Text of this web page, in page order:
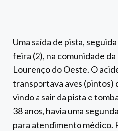
Uma saída de pista,
feira (2), na comunidade
Lourenço do Oeste. O
transportava aves (pintos)
vindo a sair da pista e
38 anos, havia uma
para atendimento médico.